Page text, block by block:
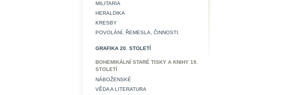
MILITARIA
HERALDIKA
KRESBY
POVOLÁNÍ, ŘEMESLA, ČINNOSTI.
GRAFIKA 20. STOLETÍ
BOHEMIKÁLNÍ STARÉ TISKY A KNIHY 19.
STOLETÍ
NÁBOŽENSKÉ
VĚDA A LITERATURA